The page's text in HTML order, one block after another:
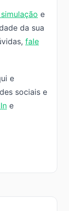
e
da sua
fale
e
sociais e
e